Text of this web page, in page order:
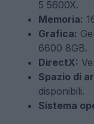
5 5600X.
Memoria:
Grafica:
6600 8GB.
DirectX:
Spazio di
disponibili.
Sistema